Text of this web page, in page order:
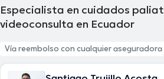
Especialista en cuidados
videoconsulta en Ecuador
Vía reembolso con cualquier aseguradora